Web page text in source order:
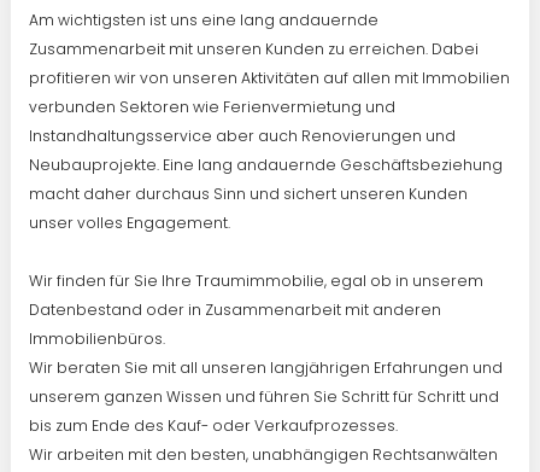
Am wichtigsten ist uns eine lang andauernde
Zusammenarbeit mit unseren Kunden zu erreichen. Dabei
profitieren wir von unseren Aktivitäten auf allen mit Immobilien
verbunden Sektoren wie Ferienvermietung und
Instandhaltungsservice aber auch Renovierungen und
Neubauprojekte. Eine lang andauernde Geschäftsbeziehung
macht daher durchaus Sinn und sichert unseren Kunden
unser volles Engagement.
Wir finden für Sie Ihre Traumimmobilie, egal ob in unserem
Datenbestand oder in Zusammenarbeit mit anderen
Immobilienbüros.
Wir beraten Sie mit all unseren langjährigen Erfahrungen und
unserem ganzen Wissen und führen Sie Schritt für Schritt und
bis zum Ende des Kauf- oder Verkaufprozesses.
Wir arbeiten mit den besten, unabhängigen Rechtsanwälten